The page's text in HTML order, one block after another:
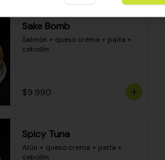
Sake Bomb
Salmón + queso crema + palta +
cebollín
$9.990
Spicy Tuna
Atún + queso crema + palta +
cebollín